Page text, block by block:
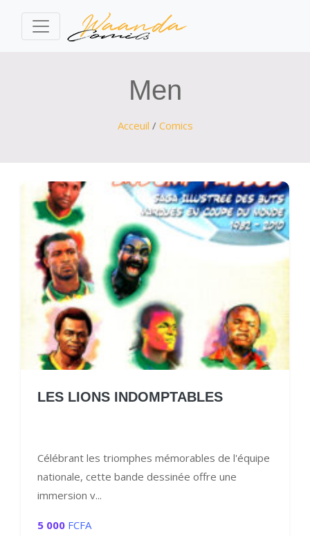
Men
Acceuil / Comics
LES LIONS INDOMPTABLES
Célébrant les triomphes mémorables de l'équipe
nationale, cette bande dessinée offre une
immersion v...
5 000 FCFA